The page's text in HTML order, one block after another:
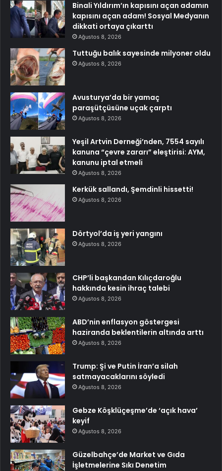
Binali Yıldırım’ın kapısını açan adamın
kapısını açan adam! Sosyal Medyanın
dikkati ortaya çıkarttı
Ağustos 8, 2026
Tuttuğu balık sayesinde milyoner oldu
Ağustos 8, 2026
Avusturya’da bir yamaç
paraşütçüsüne uçak çarptı
Ağustos 8, 2026
Yeşil Artvin Derneği’nden, 7554 sayılı
kanuna “çevre zararı” eleştirisi: AYM,
kanunu iptal etmeli
Ağustos 8, 2026
Kerkük sallandı, Şemdinli hissetti!
Ağustos 8, 2026
Dörtyol’da iş yeri yangını
Ağustos 8, 2026
CHP’li başkandan Kılıçdaroğlu
hakkında kesin ihraç talebi
Ağustos 8, 2026
ABD’nin enflasyon göstergesi
haziranda beklentilerin altında arttı
Ağustos 8, 2026
Trump: Şi ve Putin İran’a silah
satmayacaklarını söyledi
Ağustos 8, 2026
Gebze Köşklüçeşme’de ‘açık hava’
keyif
Ağustos 8, 2026
Güzelbahçe’de Market ve Gıda
İşletmelerine Sıkı Denetim